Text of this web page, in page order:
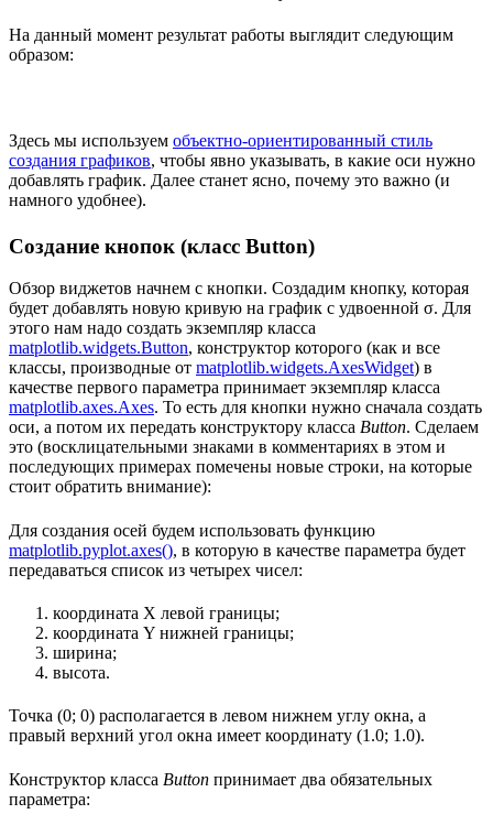
На данный момент результат работы выглядит следующим
образом:
Здесь мы используем объектно-ориентированный стиль
создания графиков, чтобы явно указывать, в какие оси нужно
добавлять график. Далее станет ясно, почему это важно (и
намного удобнее).
Создание кнопок (класс Button)
Обзор виджетов начнем с кнопки. Создадим кнопку, которая
будет добавлять новую кривую на график с удвоенной σ. Для
этого нам надо создать экземпляр класса
matplotlib.widgets.Button, конструктор которого (как и все
классы, производные от matplotlib.widgets.AxesWidget) в
качестве первого параметра принимает экземпляр класса
matplotlib.axes.Axes. То есть для кнопки нужно сначала создать
оси, а потом их передать конструктору класса Button. Сделаем
это (восклицательными знаками в комментариях в этом и
последующих примерах помечены новые строки, на которые
стоит обратить внимание):
Для создания осей будем использовать функцию
matplotlib.pyplot.axes(), в которую в качестве параметра будет
передаваться список из четырех чисел:
координата X левой границы;
координата Y нижней границы;
ширина;
высота.
Точка (0; 0) располагается в левом нижнем углу окна, а
правый верхний угол окна имеет координату (1.0; 1.0).
Конструктор класса Button принимает два обязательных
параметра: